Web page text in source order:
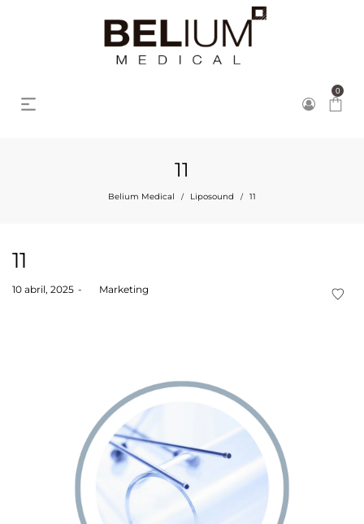
0
11
Belium Medical / Liposound / 11
11
Posted
10 abril, 2025 Marketing